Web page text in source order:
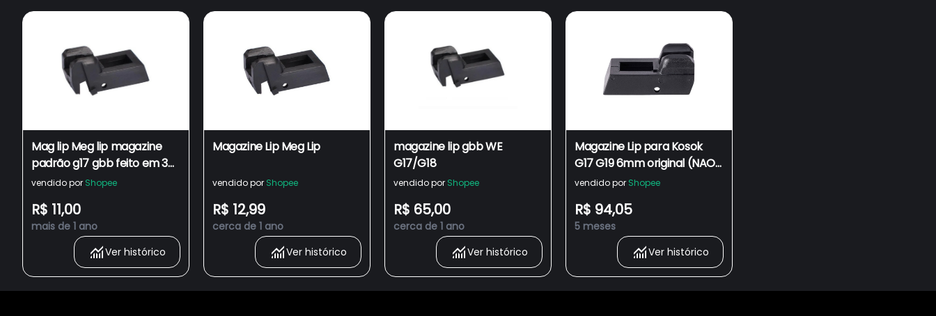
Mag lip Meg lip magazine
padrão g17 gbb feito em 3D
ABS
vendido por Shopee
R$ 11,00
mais de 1 ano
Ver histórico
Magazine Lip Meg Lip
vendido por Shopee
R$ 12,99
cerca de 1 ano
Ver histórico
magazine lip gbb WE
G17/G18
vendido por Shopee
R$ 65,00
cerca de 1 ano
Ver histórico
Magazine Lip para Kosok
G17 G19 6mm original (NAO
E´ IMPRESSAO 3D).
vendido por Shopee
R$ 94,05
5 meses
Ver histórico